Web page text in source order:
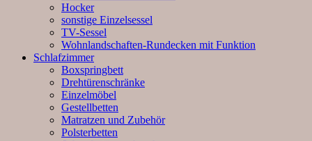
Hocker
sonstige Einzelsessel
TV-Sessel
Wohnlandschaften-Rundecken mit Funktion
Schlafzimmer
Boxspringbett
Drehtürenschränke
Einzelmöbel
Gestellbetten
Matratzen und Zubehör
Polsterbetten